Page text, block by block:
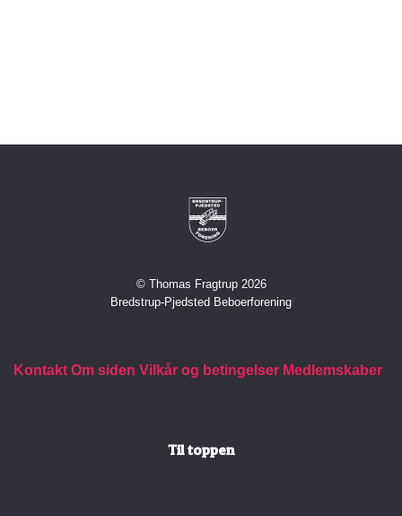
© Thomas Fragtrup 2026
Bredstrup-Pjedsted Beboerforening
Kontakt Om siden Vilkår og betingelser Medlemskaber
Til toppen